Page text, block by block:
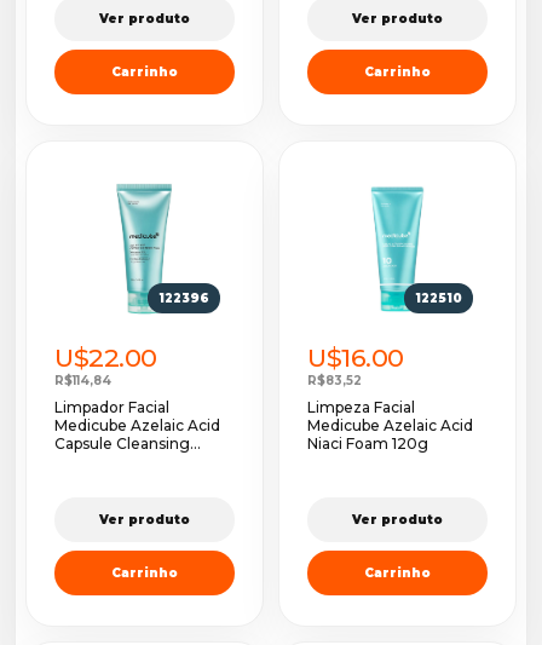
Ver produto
Carrinho
Ver produto
Carrinho
122396
U$22.00
R$114,84
Limpador Facial
Medicube Azelaic Acid
Capsule Cleansing...
Ver produto
Carrinho
122510
U$16.00
R$83,52
Limpeza Facial
Medicube Azelaic Acid
Niaci Foam 120g
Ver produto
Carrinho